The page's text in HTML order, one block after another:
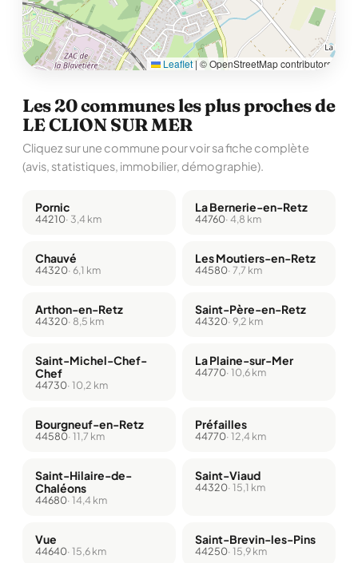
Leaflet|© OpenStreetMap contributors
Les 20 communes les plus proches de
LE CLION SUR MER
Cliquez sur une commune pour voir sa fiche complète
(avis, statistiques, immobilier, démographie).
Pornic
44210· 3,4 km
La Bernerie-en-Retz
44760· 4,8 km
Chauvé
44320· 6,1 km
Les Moutiers-en-Retz
44580· 7,7 km
Arthon-en-Retz
44320· 8,5 km
Saint-Père-en-Retz
44320· 9,2 km
Saint-Michel-Chef-
Chef
44730· 10,2 km
La Plaine-sur-Mer
44770· 10,6 km
Bourgneuf-en-Retz
44580· 11,7 km
Préfailles
44770· 12,4 km
Saint-Hilaire-de-
Chaléons
44680· 14,4 km
Saint-Viaud
44320· 15,1 km
Vue
44640· 15,6 km
Saint-Brevin-les-Pins
44250· 15,9 km